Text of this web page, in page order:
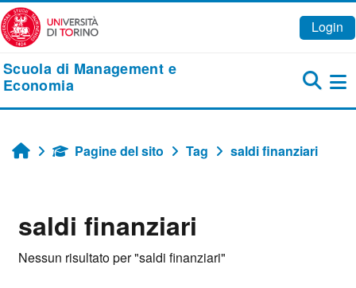
Vai al contenuto principale
Login
Scuola di Management e
Economia
HomePagine del sito Tag saldi finanziari
saldi finanziari
Nessun risultato per "saldi finanziari"